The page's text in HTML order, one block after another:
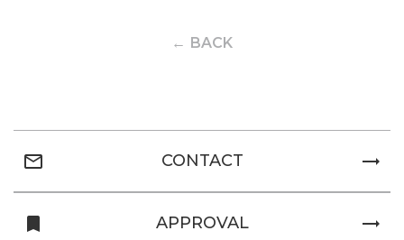
← BACK
turned_in APPROVAL trending_flat
mail_outline CONTACT trending_flat